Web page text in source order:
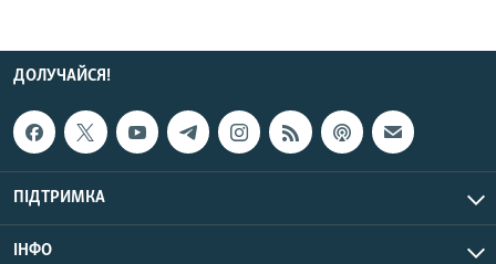
ДОЛУЧАЙСЯ!
ПІДТРИМКА
ІНФО